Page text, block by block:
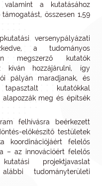
a kutatásához
összesen 1,59
versenypályázati
a tudományos
megszerző kutatók
kíván hozzájárulni, így
pályán maradjanak, és
kutatókkal
meg és építsék
felhívásra beérkezett
előkészítő testületek
koordinációjáért felelős
– az innovációért felelős
projektjavaslat
tudományterületi